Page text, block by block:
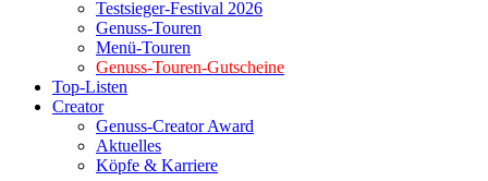
Testsieger-Festival 2026
Genuss-Touren
Menü-Touren
Genuss-Touren-Gutscheine
Top-Listen
Creator
Genuss-Creator Award
Aktuelles
Köpfe & Karriere